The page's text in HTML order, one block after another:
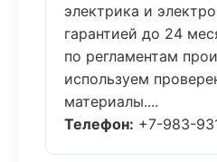
электрика и
гарантией до 24
по регламентам
используем
материалы....
Телефон: +7-983-